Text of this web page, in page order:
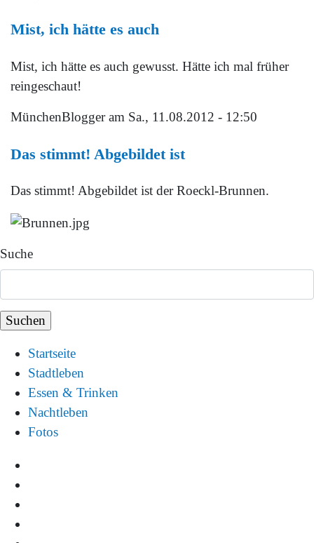
Mist, ich hätte es auch
Mist, ich hätte es auch gewusst. Hätte ich mal früher
reingeschaut!
MünchenBloggeram Sa., 11.08.2012 - 12:50
Das stimmt! Abgebildet ist
Das stimmt! Abgebildet ist der Roeckl-Brunnen.
Suche
Startseite
Stadtleben
Essen & Trinken
Nachtleben
Fotos